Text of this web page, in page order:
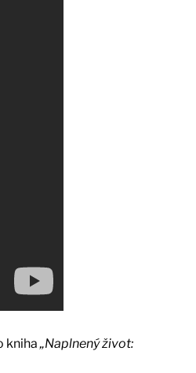
kniha„Naplnený život: